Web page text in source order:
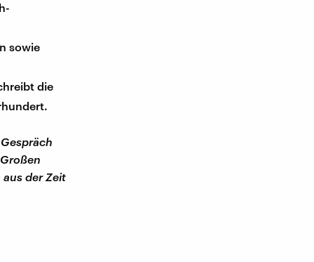
sowie
die
der Zeit